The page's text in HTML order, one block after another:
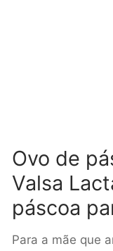
Ovo de
Valsa
páscoa
Para a mãe que